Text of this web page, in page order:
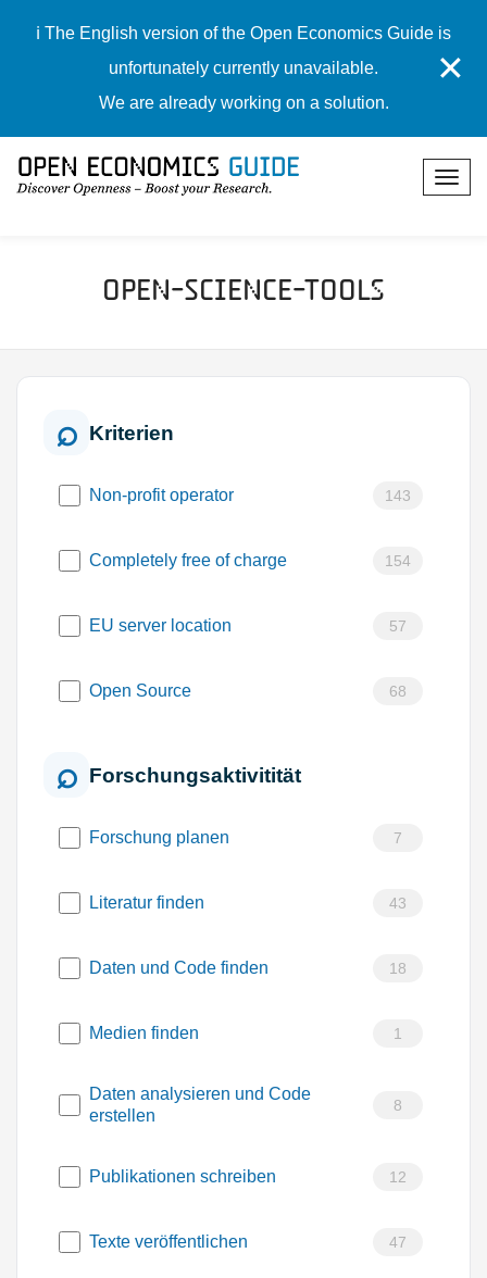
ℹ️ The English version of the Open Economics Guide is
unfortunately currently unavailable.
We are already working on a solution.
✕
Open-Science-Tools
Kriterien
Non-profit operator 143
Completely free of charge 154
EU server location 57
Open Source 68
Forschungsaktivitität
Forschung planen 7
Literatur finden 43
Daten und Code finden 18
Medien finden 1
Daten analysieren und Code
erstellen
8
Publikationen schreiben 12
Texte veröffentlichen 47